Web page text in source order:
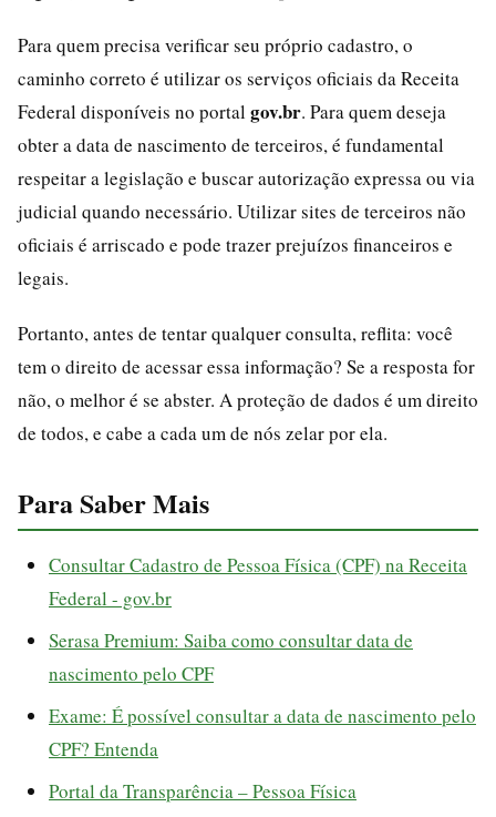
Para quem precisa verificar seu próprio cadastro, o
caminho correto é utilizar os serviços oficiais da Receita
Federal disponíveis no portal gov.br. Para quem deseja
obter a data de nascimento de terceiros, é fundamental
respeitar a legislação e buscar autorização expressa ou via
judicial quando necessário. Utilizar sites de terceiros não
oficiais é arriscado e pode trazer prejuízos financeiros e
legais.
Portanto, antes de tentar qualquer consulta, reflita: você
tem o direito de acessar essa informação? Se a resposta for
não, o melhor é se abster. A proteção de dados é um direito
de todos, e cabe a cada um de nós zelar por ela.
Para Saber Mais
Consultar Cadastro de Pessoa Física (CPF) na Receita
Federal - gov.br
Serasa Premium: Saiba como consultar data de
nascimento pelo CPF
Exame: É possível consultar a data de nascimento pelo
CPF? Entenda
Portal da Transparência – Pessoa Física